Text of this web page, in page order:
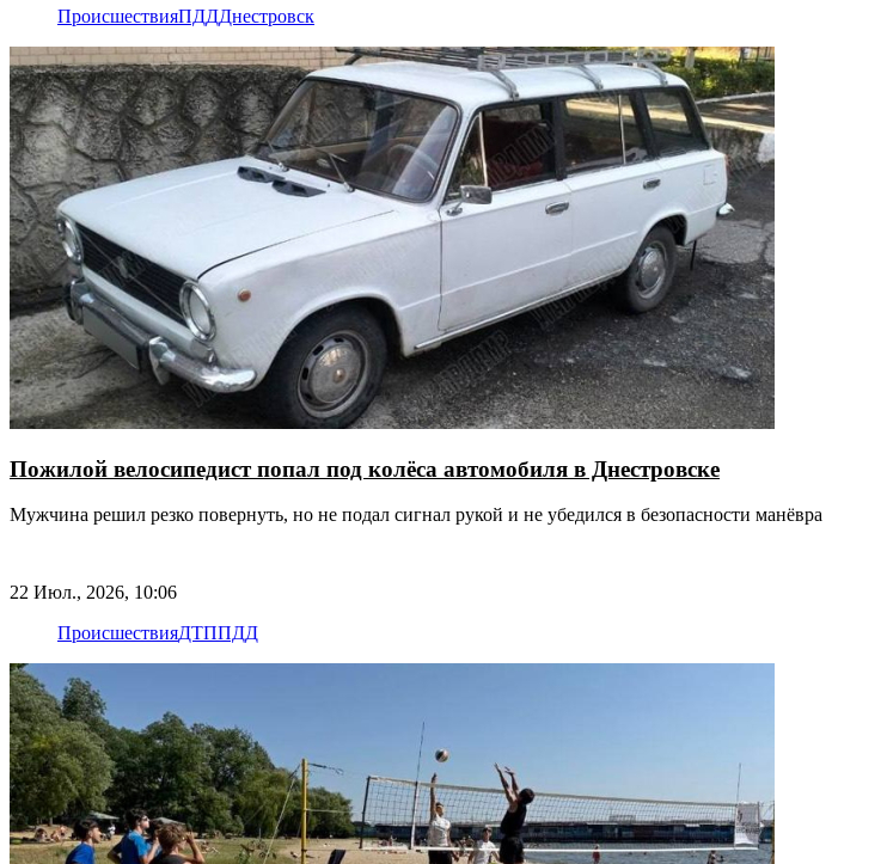
ПроисшествияПДДДнестровск
Пожилой велосипедист попал под колёса автомобиля в Днестровске
Мужчина решил резко повернуть, но не подал сигнал рукой и не убедился в безопасности манёвра
22 Июл., 2026, 10:06
ПроисшествияДТППДД